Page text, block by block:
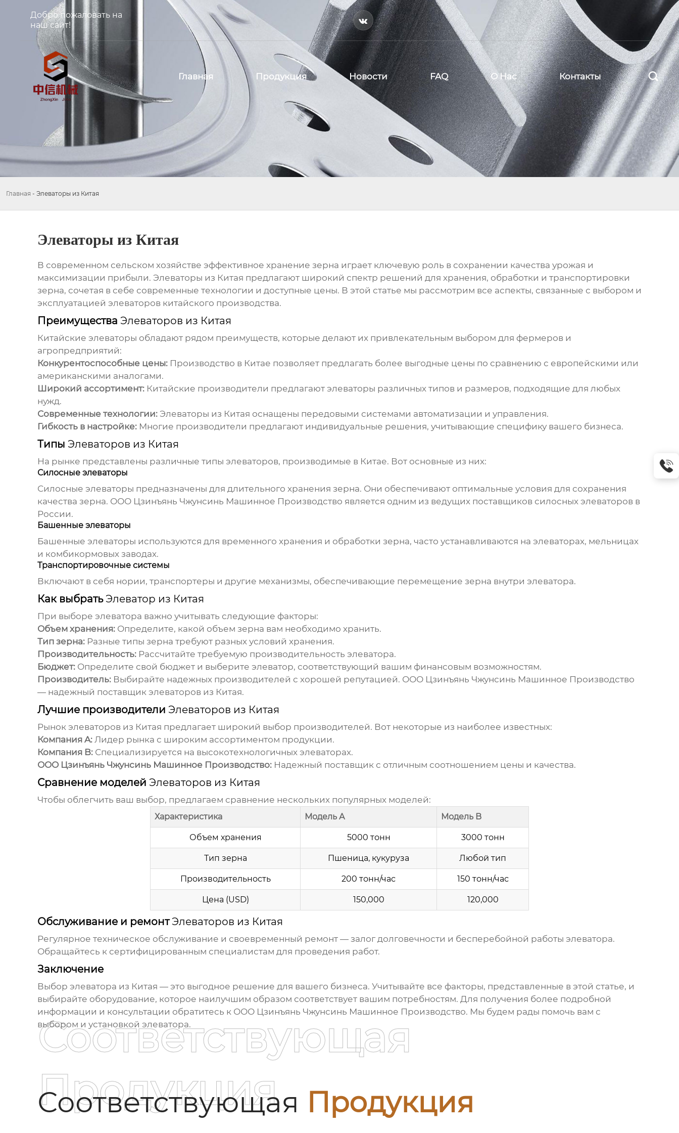
Добро пожаловать на
наш сайт!

Главная Продукция Новости FAQ О Нас Контакты 
Главная - Элеваторы из Китая
Элеваторы из Китая
В современном сельском хозяйстве эффективное хранение зерна играет ключевую роль в сохранении качества урожая и
максимизации прибыли. Элеваторы из Китая предлагают широкий спектр решений для хранения, обработки и транспортировки
зерна, сочетая в себе современные технологии и доступные цены. В этой статье мы рассмотрим все аспекты, связанные с выбором и
эксплуатацией элеваторов китайского производства.
Преимущества Элеваторов из Китая
Китайские элеваторы обладают рядом преимуществ, которые делают их привлекательным выбором для фермеров и
агропредприятий:
Конкурентоспособные цены:Производство в Китае позволяет предлагать более выгодные цены по сравнению с европейскими или
американскими аналогами.
Широкий ассортимент:Китайские производители предлагают элеваторы различных типов и размеров, подходящие для любых
нужд.
Современные технологии: Элеваторы из Китая оснащены передовыми системами автоматизации и управления.
Гибкость в настройке:Многие производители предлагают индивидуальные решения, учитывающие специфику вашего бизнеса.
Типы Элеваторов из Китая
На рынке представлены различные типы элеваторов, производимые в Китае. Вот основные из них:
Силосные элеваторы
Силосные элеваторы предназначены для длительного хранения зерна. Они обеспечивают оптимальные условия для сохранения
качества зерна. ООО Цзинъянь Чжунсинь Машинное Производство является одним из ведущих поставщиков силосных элеваторов в
России.
Башенные элеваторы
Башенные элеваторы используются для временного хранения и обработки зерна, часто устанавливаются на элеваторах, мельницах
и комбикормовых заводах.
Транспортировочные системы
Включают в себя нории, транспортеры и другие механизмы, обеспечивающие перемещение зерна внутри элеватора.
Как выбрать Элеватор из Китая
При выборе элеватора важно учитывать следующие факторы:
Объем хранения:Определите, какой объем зерна вам необходимо хранить.
Тип зерна:Разные типы зерна требуют разных условий хранения.
Производительность:Рассчитайте требуемую производительность элеватора.
Бюджет:Определите свой бюджет и выберите элеватор, соответствующий вашим финансовым возможностям.
Производитель:Выбирайте надежных производителей с хорошей репутацией. ООО Цзинъянь Чжунсинь Машинное Производство
— надежный поставщик элеваторов из Китая.
Лучшие производители Элеваторов из Китая
Рынок элеваторов из Китая предлагает широкий выбор производителей. Вот некоторые из наиболее известных:
Компания A:Лидер рынка с широким ассортиментом продукции.
Компания B:Специализируется на высокотехнологичных элеваторах.
ООО Цзинъянь Чжунсинь Машинное Производство:Надежный поставщик с отличным соотношением цены и качества.
Сравнение моделей Элеваторов из Китая
Чтобы облегчить ваш выбор, предлагаем сравнение нескольких популярных моделей:
Характеристика Модель A Модель B
Объем хранения 5000 тонн 3000 тонн
Тип зерна Пшеница, кукуруза Любой тип
Производительность 200 тонн/час 150 тонн/час
Цена (USD) 150,000 120,000
Обслуживание и ремонтЭлеваторов из Китая
Регулярное техническое обслуживание и своевременный ремонт — залог долговечности и бесперебойной работы элеватора.
Обращайтесь к сертифицированным специалистам для проведения работ.
Заключение
Выбор элеватора из Китая — это выгодное решение для вашего бизнеса. Учитывайте все факторы, представленные в этой статье, и
выбирайте оборудование, которое наилучшим образом соответствует вашим потребностям. Для получения более подробной
информации и консультации обратитесь к ООО Цзинъянь Чжунсинь Машинное Производство. Мы будем рады помочь вам с
выбором и установкой элеватора.
Соответствующая Продукция
Соответствующая
Продукция